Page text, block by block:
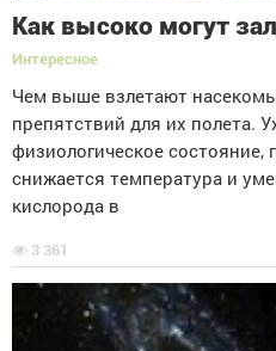
Как высоко могут
Интересное
Чем выше взлетают
препятствий для их полета.
физиологическое состояние,
снижается температура и
кислорода в
3 361